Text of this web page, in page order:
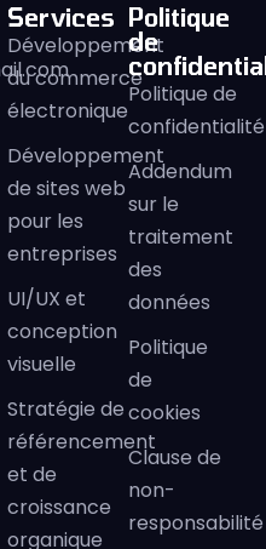
Services
Développement
du commerce
électronique
Développement
de sites web
pour les
entreprises
UI/UX et
conception
visuelle
Stratégie de
référencement
et de
croissance
organique
Politique
de
Politique de
confidentialité
Addendum
sur le
traitement
des
données
Politique
de
cookies
Clause de
non-
responsabilité